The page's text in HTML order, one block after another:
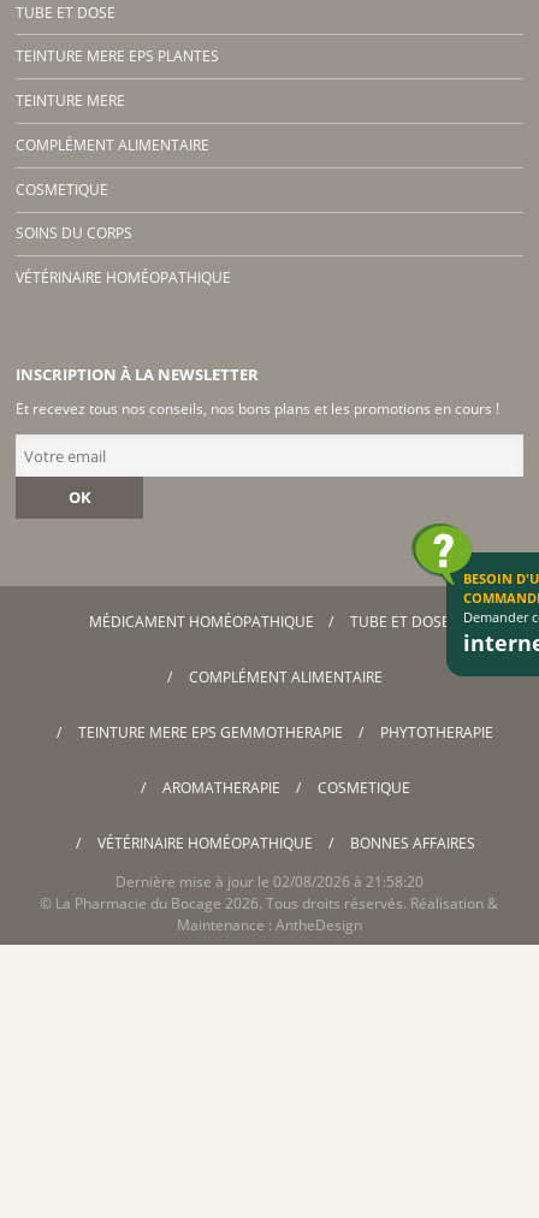
TUBE ET DOSE
TEINTURE MERE EPS PLANTES
TEINTURE MERE
COMPLÉMENT ALIMENTAIRE
COSMETIQUE
SOINS DU CORPS
VÉTÉRINAIRE HOMÉOPATHIQUE
INSCRIPTION À LA NEWSLETTER
Et recevez tous nos conseils, nos bons plans et les promotions en cours !
OK
MÉDICAMENT HOMÉOPATHIQUE TUBE ET DOSE
COMPLÉMENT ALIMENTAIRE
TEINTURE MERE EPS GEMMOTHERAPIE PHYTOTHERAPIE
AROMATHERAPIE COSMETIQUE
VÉTÉRINAIRE HOMÉOPATHIQUE
BONNES AFFAIRES
Dernière mise à jour le 02/08/2026 à 21:58:20
© La Pharmacie du Bocage 2026. Tous droits réservés. Réalisation &
Maintenance : AntheDesign
BESOIN
Demander